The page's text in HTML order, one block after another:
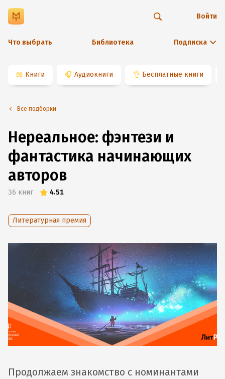
Что выбрать Библиотека Подписка
Войти
📖 Книги 🎧 Аудиокниги 👌 Бесплатные книги
Все подборки
Нереальное: фэнтези и
фантастика начинающих
авторов
36 книг 4.51
Литературная премия
Продолжаем знакомство с номинантами